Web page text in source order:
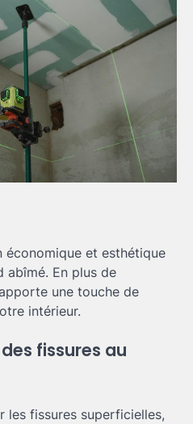
économique et esthétique
abîmé. En plus de
une touche de
intérieur.
fissures au
les fissures superficielles,